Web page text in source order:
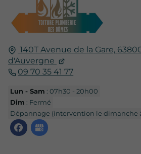
140T Avenue de la Gare,
d'Auvergne
09 70 35 41 77
Lun - Sam : 07h30 - 20h00
Dim : Fermé
Dépannage (intervention le dimanche